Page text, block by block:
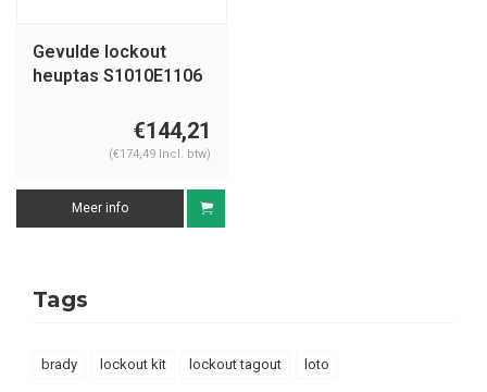
Gevulde lockout
heuptas S1010E1106
€144,21
(€174,49 Incl. btw)
Meer info
Tags
brady lockout kit lockout tagout loto